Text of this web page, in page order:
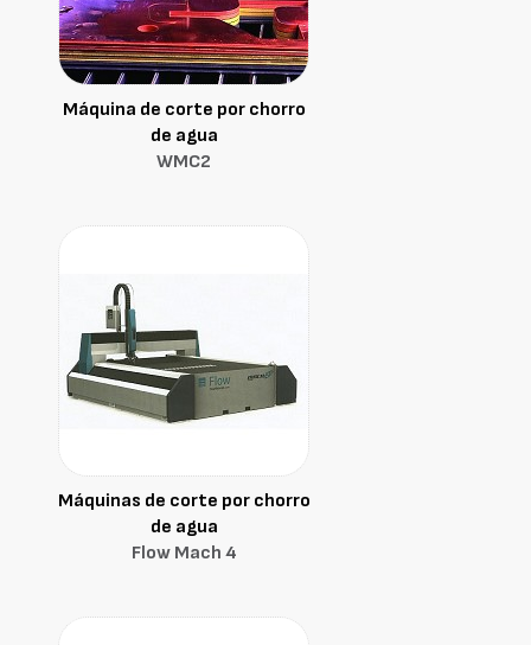
Máquina de corte por chorro
de agua
WMC2
Máquinas de corte por chorro
de agua
Flow Mach 4